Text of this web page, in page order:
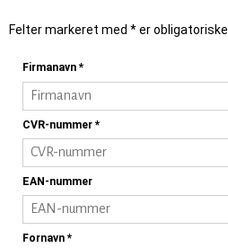
Felter markeret med * er obligatoriske
Firmanavn*
CVR-nummer*
EAN-nummer
Fornavn*